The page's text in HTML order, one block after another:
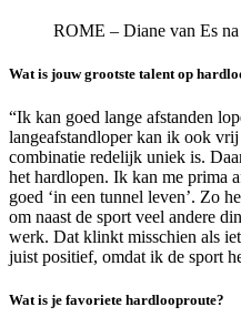
ROME – Diane van Es
Wat is jouw grootste talent op
“Ik kan goed lange afstanden
langeafstandloper kan ik ook
combinatie redelijk uniek is.
het hardlopen. Ik kan me prima
goed ‘in een tunnel leven’. Zo
om naast de sport veel andere
werk. Dat klinkt misschien als
juist positief, omdat ik de sport
Wat is je favoriete hardlooproute?